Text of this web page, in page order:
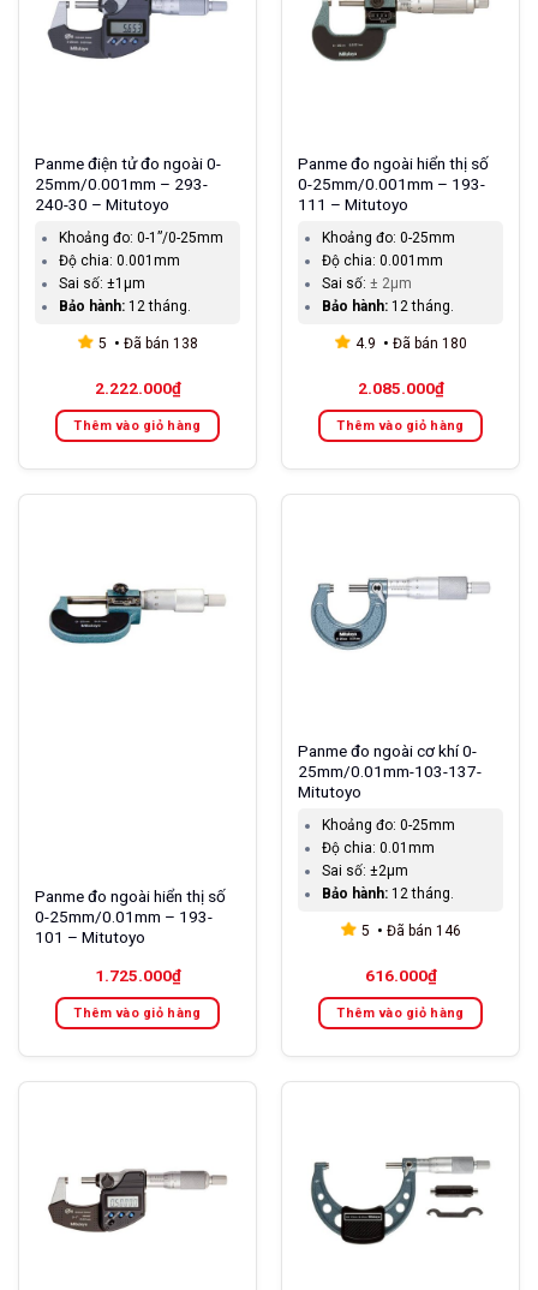
Panme điện tử đo ngoài 0-
25mm/0.001mm – 293-
240-30 – Mitutoyo
Khoảng đo:0-1”/0-25mm
Độ chia:0.001mm
Sai số:±1μm
Bảo hành: 12 tháng.
5 Đã bán 138
2.222.000₫
Thêm vào giỏ hàng
Panme đo ngoài hiển thị số
0-25mm/0.001mm – 193-
111 – Mitutoyo
Khoảng đo:0-25mm
Độ chia:0.001mm
Sai số:± 2µm
Bảo hành: 12 tháng.
4.9 Đã bán 180
2.085.000₫
Thêm vào giỏ hàng
Panme đo ngoài hiển thị số
0-25mm/0.01mm – 193-
101 – Mitutoyo
1.725.000₫
Thêm vào giỏ hàng
Panme đo ngoài cơ khí 0-
25mm/0.01mm-103-137-
Mitutoyo
Khoảng đo:0-25mm
Độ chia:0.01mm
Sai số:±2μm
Bảo hành: 12 tháng.
5 Đã bán 146
616.000₫
Thêm vào giỏ hàng